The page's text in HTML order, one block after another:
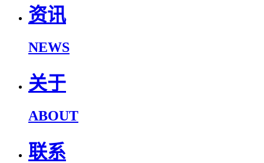
资讯
NEWS
关于
ABOUT
联系